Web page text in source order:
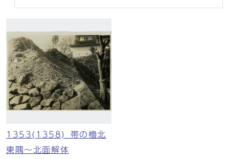
1353(1358)_帯の櫓北
東隅～北面解体